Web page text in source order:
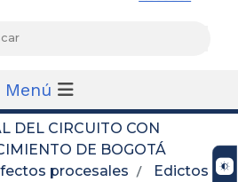
Menú
DEL CIRCUITO CON
DE BOGOTÁ
procesales
Edictos